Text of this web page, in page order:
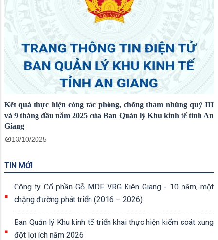
Kết quả thực hiện công tác phòng, chống tham nhũng quý III
và 9 tháng đầu năm 2025 của Ban Quản lý Khu kinh tế tỉnh An
Giang
13/10/2025
TIN MỚI
Công ty Cổ phần Gỗ MDF VRG Kiên Giang - 10 năm, một
chặng đường phát triển (2016 – 2026)
Ban Quản lý Khu kinh tế triển khai thực hiện kiểm soát xung
đột lợi ích năm 2026